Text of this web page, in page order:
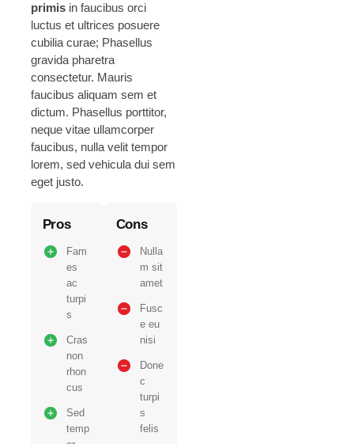
primisin faucibus orci
luctus et ultrices posuere
cubilia curae; Phasellus
gravida pharetra
consectetur. Mauris
faucibus aliquam sem et
dictum. Phasellus porttitor,
neque vitae ullamcorper
faucibus, nulla velit tempor
lorem, sed vehicula dui sem
eget justo.
Pros
Fam
es
ac
turpi
s
Cras
non
rhon
cus
Sed
temp
Cons
Nulla
m sit
amet
Fusc
e eu
nisi
Done
c
turpi
s
felis